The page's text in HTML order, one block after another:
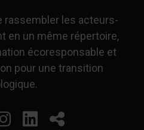
rassembler les acteurs-
en un même répertoire,
écoresponsable et
pour une transition
s'ouvrira dans
lien s'ouvrira
Instagram
Ce lien s'ouvrira
LinkedIn
Ce lien
Partager